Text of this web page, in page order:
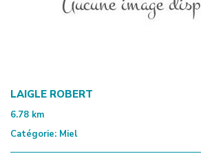
LAIGLE ROBERT
6.78 km
Catégorie: Miel